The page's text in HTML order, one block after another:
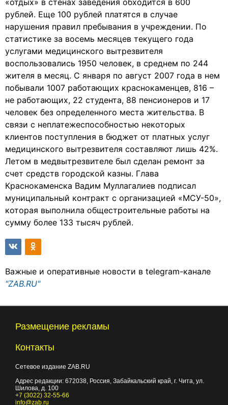
«отдых» в стенах заведения обходится в 600
рублей. Еще 100 рублей платятся в случае
нарушения правил пребывания в учреждении. По
статистике за восемь месяцев текущего года
услугами медицинского вытрезвителя
воспользовались 1950 человек, в среднем по 244
жителя в месяц. С января по август 2007 года в нем
побывали 1007 работающих краснокаменцев, 816 –
не работающих, 22 студента, 88 пенсионеров и 17
человек без определенного места жительства. В
связи с неплатежеспособностью некоторых
клиентов поступления в бюджет от платных услуг
медицинского вытрезвителя составляют лишь 42%.
Летом в медвытрезвителе был сделан ремонт за
счет средств городской казны. Глава
Краснокаменска Вадим Муллагалиев подписал
муниципальный контракт с организацией «МСУ-50»,
которая выполнила общестроительные работы на
сумму более 133 тысяч рублей.
Важные и оперативные новости в telegram-канале
"ZAB.RU"
Размещение рекламы
Контакты
Сетевое издание ZAB.RU
Адрес редакции: 672038, Россия, Забайкальский край, г. Чита, ул.
Шилова, д. 100
+7 (3022) 32-55-66
info@zab.ru